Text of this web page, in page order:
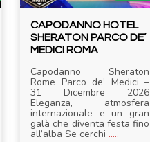
CAPODANNO HOTEL
SHERATON PARCO DE’
MEDICI ROMA
Capodanno Sheraton
Rome Parco de’ Medici –
31 Dicembre 2026
Eleganza, atmosfera
internazionale e un gran
galà che diventa festa fino
all’alba Se cerchi .....